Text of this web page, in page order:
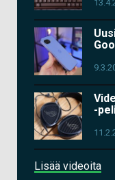
-
Lisää videoita